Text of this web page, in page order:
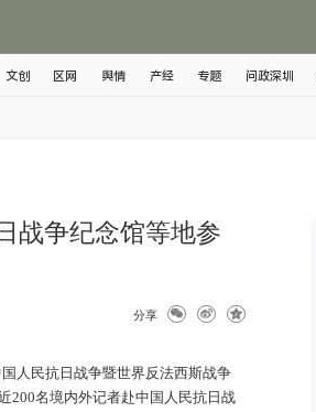
文创 区网 舆情 产经 专题 问政深圳
战争纪念馆等地参
分享
人民抗日战争暨世界反法西斯战争
200名境内外记者赴中国人民抗日战